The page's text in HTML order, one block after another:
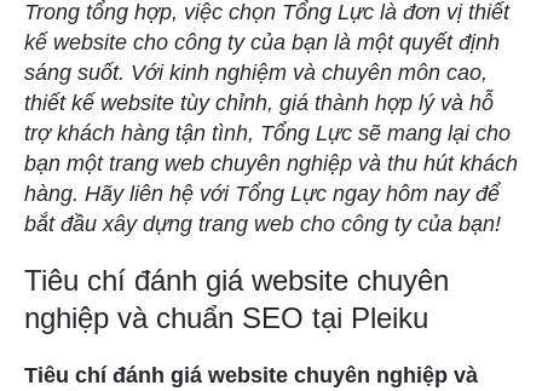
Trong tổng hợp, việc chọn Tổng Lực là đơn vị thiết
kế website cho công ty của bạn là một quyết định
sáng suốt. Với kinh nghiệm và chuyên môn cao,
thiết kế website tùy chỉnh, giá thành hợp lý và hỗ
trợ khách hàng tận tình, Tổng Lực sẽ mang lại cho
bạn một trang web chuyên nghiệp và thu hút khách
hàng. Hãy liên hệ với Tổng Lực ngay hôm nay để
bắt đầu xây dựng trang web cho công ty của bạn!
Tiêu chí đánh giá website chuyên
nghiệp và chuẩn SEO tại Pleiku
Tiêu chí đánh giá website chuyên nghiệp và